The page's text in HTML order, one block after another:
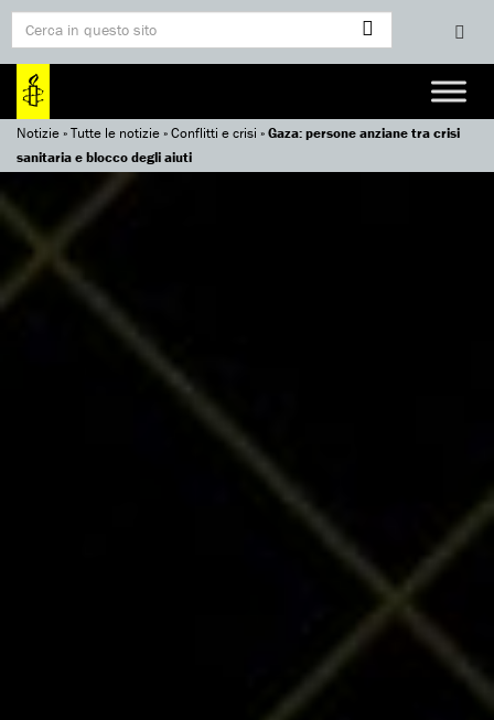
Notizie»Tutte le notizie»Conflitti e crisi »Gaza: persone anziane tra crisi
sanitaria e blocco degli aiuti